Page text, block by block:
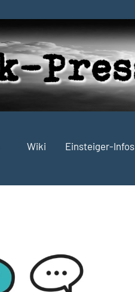
Wiki Einsteiger-Infos